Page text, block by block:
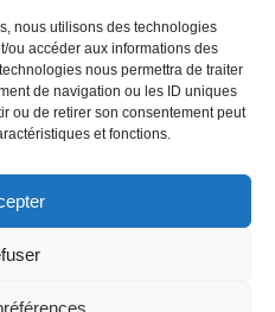
nous utilisons des technologies
ou accéder aux informations des
nous permettra de traiter
de navigation ou les ID uniques
ou de retirer son consentement peut
et fonctions.
Instagram